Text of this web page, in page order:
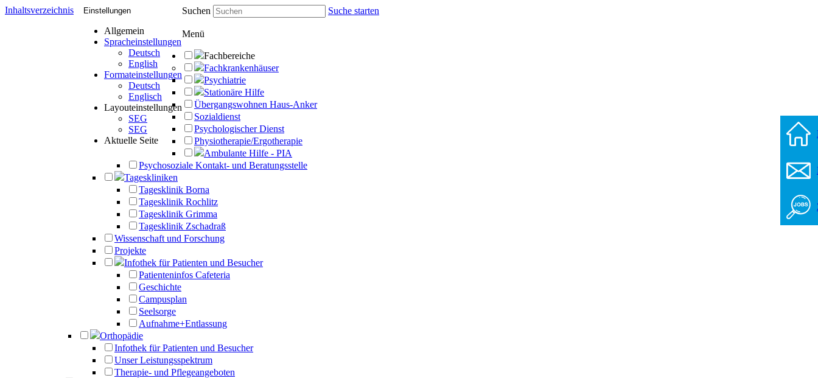
Inhaltsverzeichnis Einstellungen
Allgemein
Spracheinstellungen
Deutsch
English
Formateinstellungen
Deutsch
Englisch
Layouteinstellungen
SEG
SEG
Aktuelle Seite
Suchen Suche starten
Menü
Fachbereiche
Fachkrankenhäuser
Psychiatrie
Stationäre Hilfe
Übergangswohnen Haus-Anker
Sozialdienst
Psychologischer Dienst
Physiotherapie/Ergotherapie
Ambulante Hilfe - PIA
Psychosoziale Kontakt- und Beratungsstelle
Tageskliniken
Tagesklinik Borna
Tagesklinik Rochlitz
Tagesklinik Grimma
Tagesklinik Zschadraß
Wissenschaft und Forschung
Projekte
Infothek für Patienten und Besucher
Patienteninfos Cafeteria
Geschichte
Campusplan
Seelsorge
Aufnahme+Entlassung
Orthopädie
Infothek für Patienten und Besucher
Unser Leistungsspektrum
Therapie- und Pflegeangeboten